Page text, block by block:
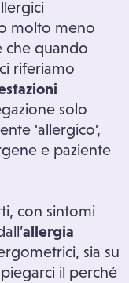
molto meno
che quando
ci riferiamo
solo
'allergico',
e paziente
con sintomi
allergia
sia su
il perché